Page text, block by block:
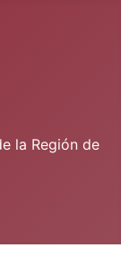
la Región de